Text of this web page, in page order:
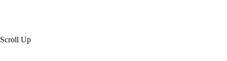
Scroll Up